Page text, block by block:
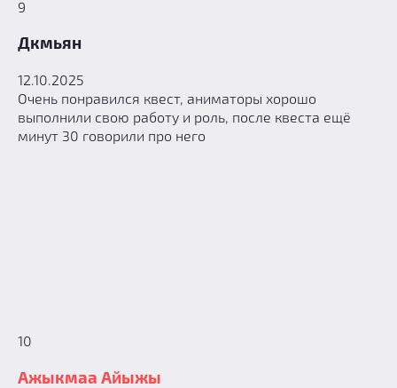
9
Дкмьян
12.10.2025
Очень понравился квест, аниматоры хорошо
выполнили свою работу и роль, после квеста ещё
минут 30 говорили про него
10
Ажыкмаа Айыжы